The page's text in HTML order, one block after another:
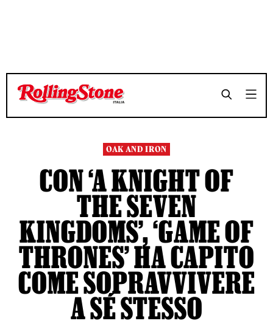
TEMPO DI LETTURA 8 MINUTI SHARE
TEMPO DI LETTURA 8 MINUTI SHARE
OAK AND IRON
CON ‘A KNIGHT OF
THE SEVEN
KINGDOMS’, ‘GAME OF
THRONES’ HA CAPITO
COME SOPRAVVIVERE
A SÉ STESSO